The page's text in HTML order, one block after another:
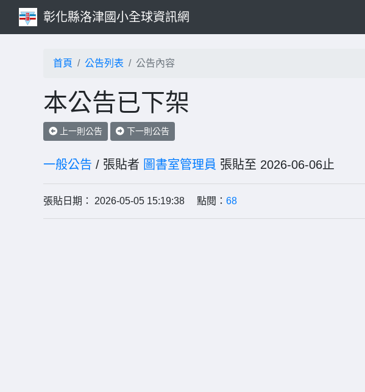
彰化縣洛津國小全球資訊網
首頁 公告列表 公告內容
本公告已下架
上一則公告 下一則公告
一般公告 / 張貼者 圖書室管理員 張貼至 2026-06-06止
張貼日期： 2026-05-05 15:19:38 點閱： 68